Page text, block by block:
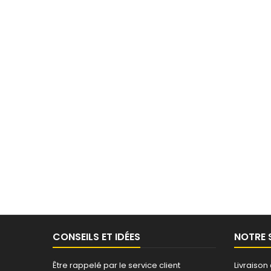
CONSEILS ET IDÉES
Être rappelé par le service client
NOTRE